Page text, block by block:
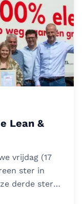
Lean &
vrijdag (17
ster in
derde ster